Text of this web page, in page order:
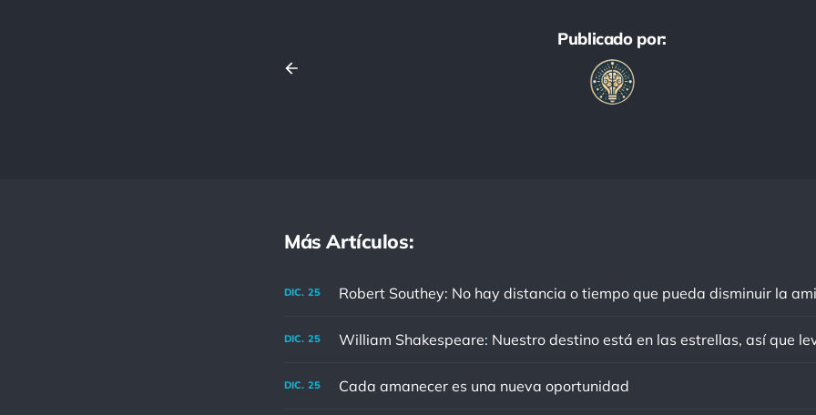
Publicado por:
Más Artículos:
DIC. 25
DIC. 25
DIC. 25 Cada amanecer es una nueva oportunidad